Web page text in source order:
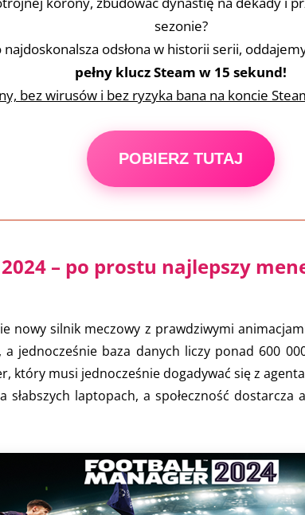
sezonie?
odsłona w historii serii,
pełny klucz Steam w 15 sekund!
bez wirusów i bez ryzyka bana na koncie
POBIERZ TUTAJ
– po prostu najlepszy
nowy silnik meczowy z prawdziwymi
jednocześnie baza danych liczy ponad 600
który musi jednocześnie dogadywać się z
słabszych laptopach, a społeczność